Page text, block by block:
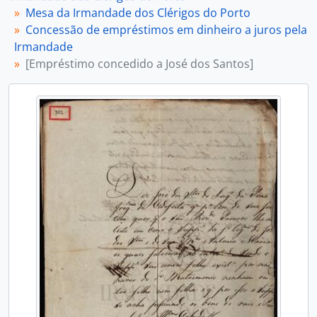
[Documento simples] 0026 - [Empréstimo concedido a José Gonçalves Lugarinho e a Rosa Margarida de Oliveira], 1888-03-13
[Documento composto] 0027 - [Empréstimo concedido a José Joaquim de Almeida Coutinho], 1788-04-10 a 1810-11-27
[Documento composto] 0028 - [Empréstimo concedido a José Pinto da Silva/ Diogo Maria de Gouveia Pinto], 1820-04-06 a 1839-06-27
[Documento composto] 0029 - [Empréstimos concedidos a Justina Luísa Guimarães e a Cacilda de Morais Freitas], 1907-05-21 a 1919-03-01
[Documento composto] 0030 - [Empréstimo concedido a Manuel de Morais Silva e a Maria Vitória Sequeira], 1795-04-24 a 1819-07-28
[Documento composto] 0032 - [Empréstimo concedido a Maria Borges da Natividade], 1779-10-20 a 1832-06-08
[Documento composto] 0033 - [Empréstimo concedido a Maria Ermelinda Libânia Lessa], 1849-12-13 a 1857-03-05
[Documento composto] 0034 - [Empréstimo concedido a Maria Maximina de Sousa Pimentel e a Camilo Aureliano da Silva Sousa], 1853-08-11 a 1860-03-20
[Documento composto] 0035 - [Empréstimo concedido a Maria Vitória Joaquina Brandão], 1787-08-22 a 1817-08-13
[Documento composto] 0036 - [Empréstimo concedido a Miguel Joaquim Gomes Cardoso], 1729-07-24 a 1858-03-23
[Documento simples] 0037 - [Empréstimo concedido a Teresa Joaquina Felisberta Osório da Fonseca], 1856-06-06
[Documento composto] 0038 - [Empréstimo concedido a Vicente de Azevedo Campos e a Joaquina Pinto de Sousa Campos], 1915-02-01 a 1915-05-11
[Documento composto] 0039 - [Empréstimo concedido a Vicente José Correia], 1869-08-13 a 1896-06-09
[Documento simples] 0040 - Diversos recibos passados aos Secretarios, 1839-07-22 a 1851-08-19
[Documento composto] 0019 - Livro das Obras, 1731-05-31 a 1827-07-17
[Documento composto] 0021 - Sentença civel de formal de Partilhas e emtregua de bens de Baptista Maria de Olanda mulher de Manoel Pereira Soarez, 1732-12-09
[Série] 008 - Róis de Multas, 1733-00-00 a 1842-08-14
[Documento composto] 0022 - [Lançamento do dinheiro da venda e sorteio de fazendas e administração de legado], 1735-04-14 a 1741-04-04
Mesa da Irmandade dos Clérigos do Porto
Concessão de empréstimos em dinheiro a juros pela
Irmandade
[Empréstimo concedido a José dos Santos]